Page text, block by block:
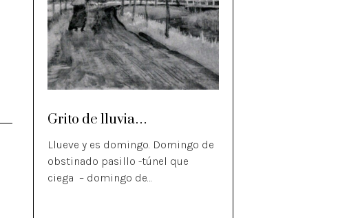
Grito de lluvia…
Llueve y es domingo. Domingo de
obstinado pasillo -túnel que
ciega – domingo de…